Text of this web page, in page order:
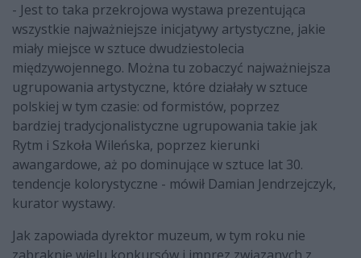
- Jest to taka przekrojowa wystawa prezentująca
wszystkie najważniejsze inicjatywy artystyczne, jakie
miały miejsce w sztuce dwudziestolecia
międzywojennego. Można tu zobaczyć najważniejsza
ugrupowania artystyczne, które działały w sztuce
polskiej w tym czasie: od formistów, poprzez
bardziej tradycjonalistyczne ugrupowania takie jak
Rytm i Szkoła Wileńska, poprzez kierunki
awangardowe, aż po dominujące w sztuce lat 30.
tendencje kolorystyczne - mówił Damian Jendrzejczyk,
kurator wystawy.
Jak zapowiada dyrektor muzeum, w tym roku nie